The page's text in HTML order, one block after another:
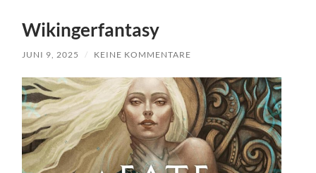
Wikingerfantasy
JUNI 9, 2025 / KEINE KOMMENTARE